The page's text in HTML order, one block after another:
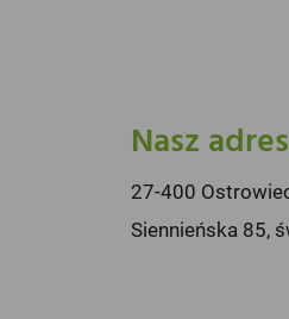
Nasz
27-400
Siennieńska 85,